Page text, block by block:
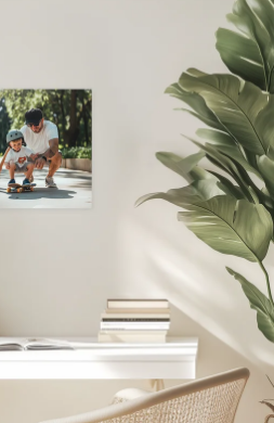
+15.000 Bewertungen)
Kunden bewerten uns mit
aller Länder, in
Uhr
- 13:00 Uhr